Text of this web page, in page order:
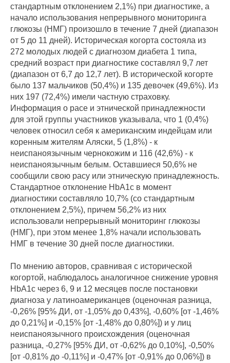
стандартным отклонением 2,1%) при диагностике, а
начало использования непрерывного мониторинга
глюкозы (НМГ) произошло в течение 7 дней (диапазон
от 5 до 11 дней). Историческая когорта состояла из
272 молодых людей с диагнозом диабета 1 типа,
средний возраст при диагностике составлял 9,7 лет
(диапазон от 6,7 до 12,7 лет). В исторической когорте
было 137 мальчиков (50,4%) и 135 девочек (49,6%). Из
них 197 (72,4%) имели частную страховку.
Информация о расе и этнической принадлежности
для этой группы участников указывала, что 1 (0,4%)
человек относил себя к американским индейцам или
коренным жителям Аляски, 5 (1,8%) - к
неиспаноязычным чернокожим и 116 (42,6%) - к
неиспаноязычным белым. Оставшиеся 50,6% не
сообщили свою расу или этническую принадлежность.
Стандартное отклонение HbA1c в момент
диагностики составляло 10,7% (со стандартным
отклонением 2,5%), причем 56,2% из них
использовали непрерывный мониторинг глюкозы
(НМГ), при этом менее 1,8% начали использовать
НМГ в течение 30 дней после диагностики.
По мнению авторов, сравнивая с исторической
когортой, наблюдалось аналогичное снижение уровня
HbA1c через 6, 9 и 12 месяцев после постановки
диагноза у латиноамериканцев (оценочная разница,
-0,26% [95% ДИ, от -1,05% до 0,43%], -0,60% [от -1,46%
до 0,21%] и -0,15% [от -1,48% до 0,80%]) и у лиц
неиспаноязычного происхождения (оценочная
разница, -0,27% [95% ДИ, от -0,62% до 0,10%], -0,50%
[от -0,81% до -0,11%] и -0,47% [от -0,91% до 0,06%]) в